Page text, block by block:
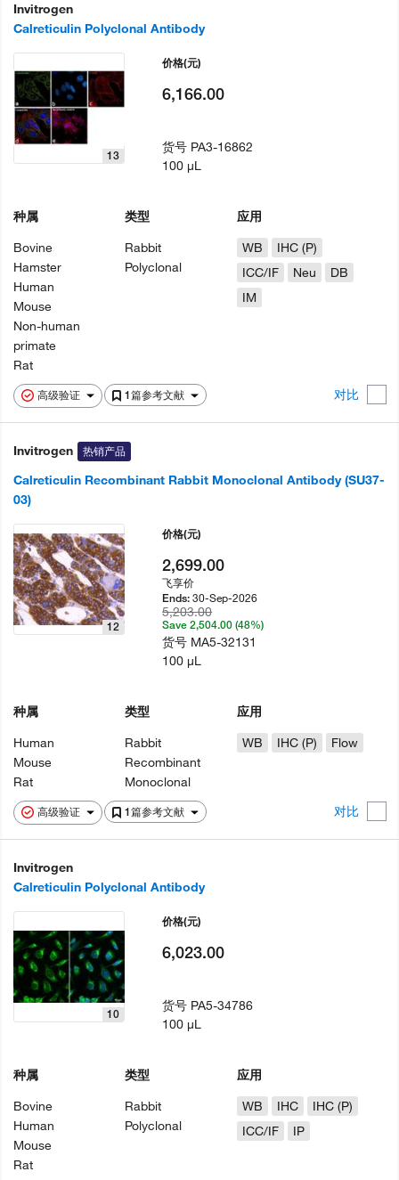
Invitrogen
Calreticulin Polyclonal Antibody
高级验证 1篇参考文献 对比
13
种属
Bovine
Hamster
Human
Mouse
Non-human
primate
Rat
类型
Rabbit
Polyclonal
应用
WB
IHC (P)
ICC/IF
Neu
DB
IM
价格(元)
6,166.00
货号 PA3-16862
100 µL
Invitrogen 热销产品
Calreticulin Recombinant Rabbit Monoclonal Antibody (SU37-
03)
高级验证 1篇参考文献 对比
12
种属
Human
Mouse
Rat
类型
Rabbit
Recombinant
Monoclonal
应用
WB
IHC (P) Flow
价格(元)
2,699.00
飞享价
Ends:30-Sep-2026
5,203.00
Save 2,504.00 (48%)
货号 MA5-32131
100 µL
Invitrogen
Calreticulin Polyclonal Antibody
10
种属
Bovine
Human
Mouse
Rat
类型
Rabbit
Polyclonal
应用
WB
IHC
IHC (P)
ICC/IF
IP
价格(元)
6,023.00
货号 PA5-34786
100 µL